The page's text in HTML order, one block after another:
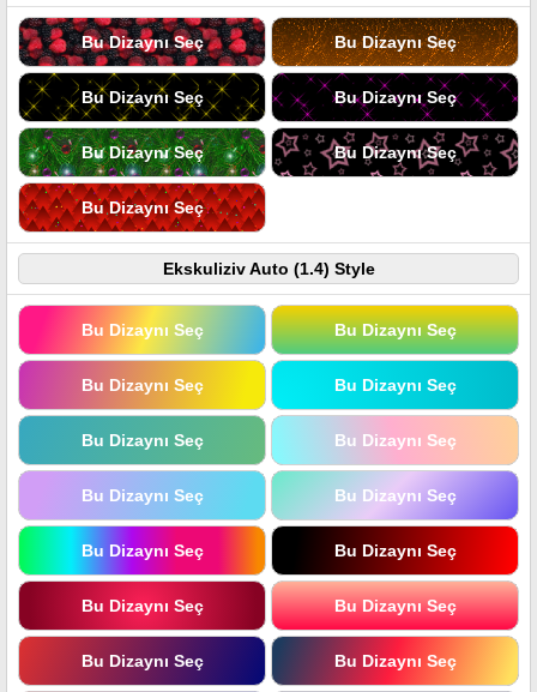
Bu Dizaynı Seç Bu Dizaynı Seç
Bu Dizaynı Seç Bu Dizaynı Seç
Bu Dizaynı Seç Bu Dizaynı Seç
Bu Dizaynı Seç
Ekskuliziv Auto (1.4) Style
Bu Dizaynı Seç Bu Dizaynı Seç
Bu Dizaynı Seç Bu Dizaynı Seç
Bu Dizaynı Seç Bu Dizaynı Seç
Bu Dizaynı Seç Bu Dizaynı Seç
Bu Dizaynı Seç Bu Dizaynı Seç
Bu Dizaynı Seç Bu Dizaynı Seç
Bu Dizaynı Seç Bu Dizaynı Seç